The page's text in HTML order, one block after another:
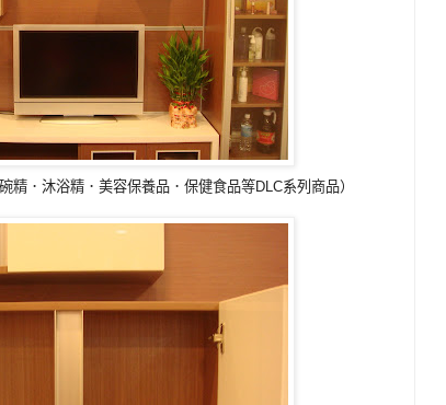
精．沐浴精．美容保養品．保健食品等DLC系列商品）